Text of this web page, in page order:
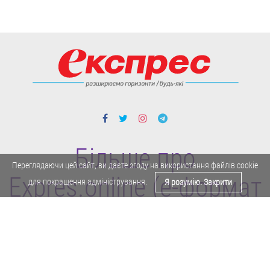
Більше про
Expres.online (e-формат
Переглядаючи цей сайт, ви даєте згоду на використання файлів cookie
для покращення адміністрування.
Я розумію. Закрити